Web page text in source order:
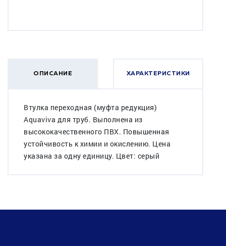
ОПИСАНИЕ ХАРАКТЕРИСТИКИ
Втулка переходная (муфта редукция)
Aquaviva для труб. Выполнена из
высококачественного ПВХ. Повышенная
устойчивость к химии и окислению. Цена
указана за одну единицу. Цвет: серый